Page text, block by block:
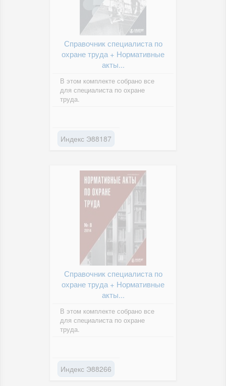
Справочник специалиста по
охране труда + Нормативные
акты...
В этом комплекте собрано все
для специалиста по охране
труда.
Индекс Э88187
Справочник специалиста по
охране труда + Нормативные
акты...
В этом комплекте собрано все
для специалиста по охране
труда.
Индекс Э88266